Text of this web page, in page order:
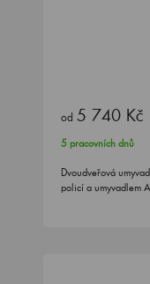
od 5 740 Kč
5 pracovních dnů
Dvoudveřová
policí a umyvadlem